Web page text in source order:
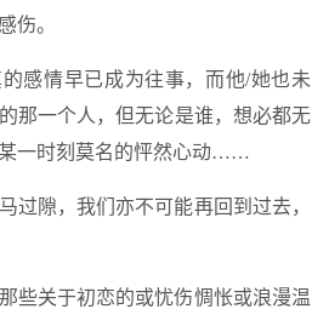
伤。
感情早已成为往事，而他/她也未
那一个人，但无论是谁，想必都无
一时刻莫名的怦然心动……
过隙，我们亦不可能再回到过去，
些关于初恋的或忧伤惆怅或浪漫温